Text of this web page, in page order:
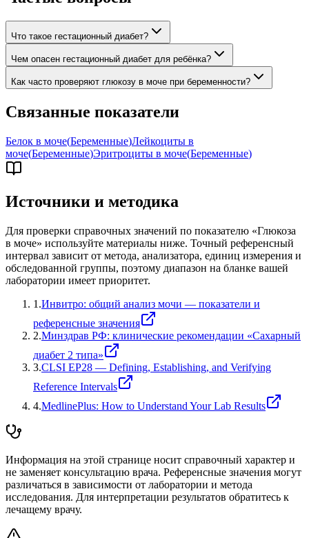
Что такое гестационный диабет?
Чем опасен гестационный диабет для ребёнка?
Как часто проверяют глюкозу в моче при беременности?
Связанные показатели
Белок в моче(Беременные)Лейкоциты в
моче(Беременные)Эритроциты в моче(Беременные)
Источники и методика
Для проверки справочных значений по показателю «Глюкоза
в моче» используйте материалы ниже. Точный референсный
интервал зависит от метода, анализатора, единиц измерения и
обследованной группы, поэтому диапазон на бланке вашей
лаборатории имеет приоритет.
1 .Инвитро: общий анализ мочи — показатели и
референсные значения
2.Минздрав РФ: клинические рекомендации «Сахарный
диабет 2 типа»
3.CLSI EP28 — Defining, Establishing, and Verifying
Reference Intervals
4.MedlinePlus: How to Understand Your Lab Results
Информация на этой странице носит справочный характер и
не заменяет консультацию врача. Референсные значения могут
различаться в зависимости от лаборатории и метода
исследования. Для интерпретации результатов обратитесь к
лечащему врачу.